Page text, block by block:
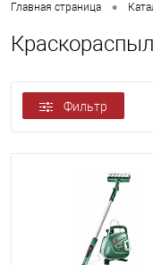
Главная страница •
Фильтр